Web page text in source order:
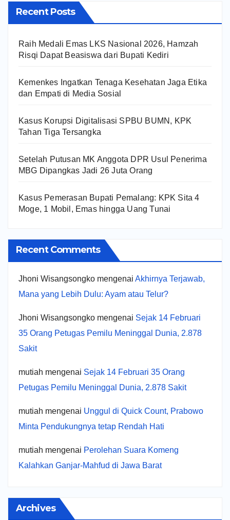
Recent Posts
Raih Medali Emas LKS Nasional 2026, Hamzah
Risqi Dapat Beasiswa dari Bupati Kediri
Kemenkes Ingatkan Tenaga Kesehatan Jaga Etika
dan Empati di Media Sosial
Kasus Korupsi Digitalisasi SPBU BUMN, KPK
Tahan Tiga Tersangka
Setelah Putusan MK Anggota DPR Usul Penerima
MBG Dipangkas Jadi 26 Juta Orang
Kasus Pemerasan Bupati Pemalang: KPK Sita 4
Moge, 1 Mobil, Emas hingga Uang Tunai
Recent Comments
Jhoni Wisangsongko mengenai Akhirnya Terjawab,
Mana yang Lebih Dulu: Ayam atau Telur?
Jhoni Wisangsongko mengenai Sejak 14 Februari
35 Orang Petugas Pemilu Meninggal Dunia, 2.878
Sakit
mutiah mengenai Sejak 14 Februari 35 Orang
Petugas Pemilu Meninggal Dunia, 2.878 Sakit
mutiah mengenai Unggul di Quick Count, Prabowo
Minta Pendukungnya tetap Rendah Hati
mutiah mengenai Perolehan Suara Komeng
Kalahkan Ganjar-Mahfud di Jawa Barat
Archives